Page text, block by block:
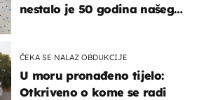
nestalo je 50 godina našeg
ČEKA SE NALAZ OBDUKCIJE
U moru pronađeno tijelo:
Otkriveno o kome se radi